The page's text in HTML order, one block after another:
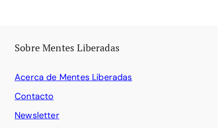
Sobre Mentes Liberadas
Acerca de Mentes Liberadas
Contacto
Newsletter